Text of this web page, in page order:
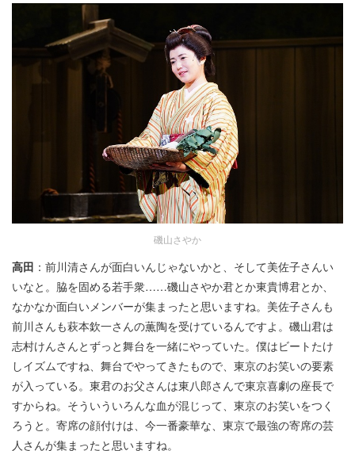
磯山さやか
高田 ：前川清さんが面白いんじゃないかと、そして美佐子さんい
いなと。脇を固める若手衆……磯山さやか君とか東貴博君とか、
なかなか面白いメンバーが集まったと思いますね。美佐子さんも
前川さんも萩本欽一さんの薫陶を受けているんですよ。磯山君は
志村けんさんとずっと舞台を一緒にやっていた。僕はビートたけ
しイズムですね、舞台でやってきたもので、東京のお笑いの要素
が入っている。東君のお父さんは東八郎さんで東京喜劇の座長で
すからね。そういういろんな血が混じって、東京のお笑いをつく
ろうと。寄席の顔付けは、今一番豪華な、東京で最強の寄席の芸
人さんが集まったと思いますね。